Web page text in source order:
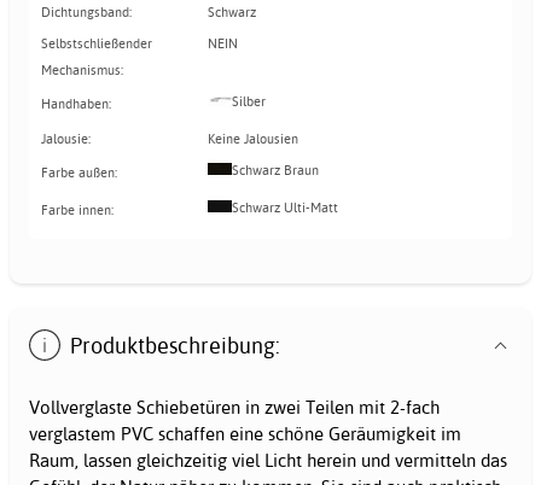
Dichtungsband:
Schwarz
Selbstschließender
Mechanismus:
NEIN
Handhaben: Silber
Jalousie:
Keine Jalousien
Farbe außen:
Schwarz Braun
Farbe innen: Schwarz Ulti-Matt
Produktbeschreibung:
Vollverglaste Schiebetüren in zwei Teilen mit 2-fach
verglastem PVC schaffen eine schöne Geräumigkeit im
Raum, lassen gleichzeitig viel Licht herein und vermitteln das